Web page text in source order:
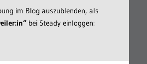
im Blog auszublenden, als
bei Steady einloggen: